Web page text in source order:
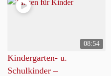
08:54
Kindergarten- u.
Schulkinder –